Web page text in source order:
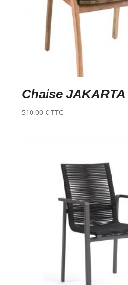
Chaise JAKARTA
510,00 € TTC